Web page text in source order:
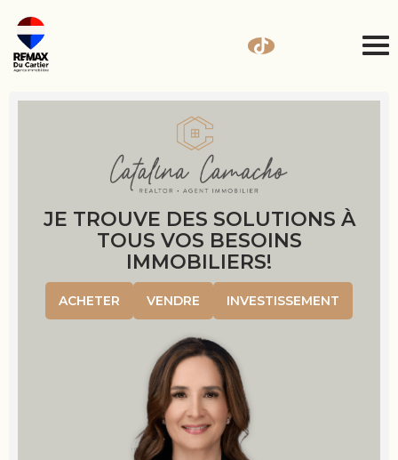
JE TROUVE DES SOLUTIONS À
TOUS VOS BESOINS
IMMOBILIERS!
ACHETER VENDRE INVESTISSEMENT